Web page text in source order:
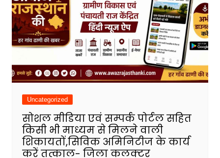
Uncategorized
सोशल मीडिया एवं सम्पर्क पोर्टल सहित
किसी भी माध्यम से मिलने वाली
शिकायतों,सिविक अमिनिटीज के कार्य
करें तत्काल- जिला कलक्टर